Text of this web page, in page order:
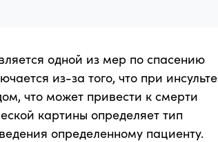
одной из мер по спасению
из-за того, что при инсульте
что может привести к смерти
картины определяет тип
определенному пациенту.